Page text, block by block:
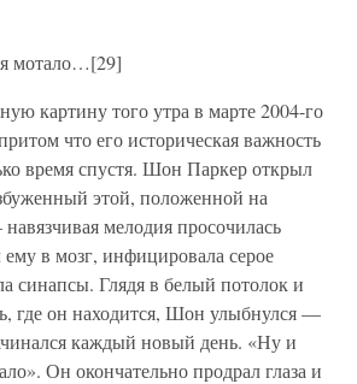
мотало…[29]
картину того утра в марте 2004-го
что его историческая важность
время спустя. Шон Паркер открыл
этой, положенной на
мелодия просочилась
в мозг, инфицировала серое
синапсы. Глядя в белый потолок и
где он находится, Шон улыбнулся —
каждый новый день. «Ну и
Он окончательно продрал глаза и